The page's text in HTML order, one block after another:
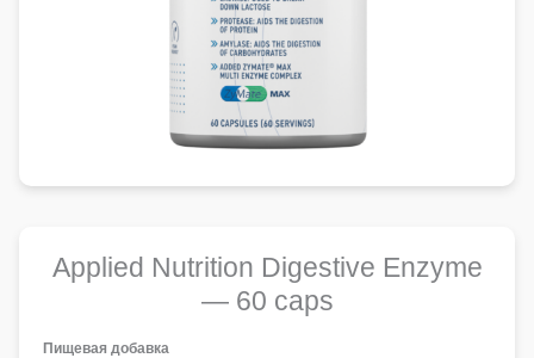
Applied Nutrition Digestive Enzyme
— 60 caps
Пищевая добавка